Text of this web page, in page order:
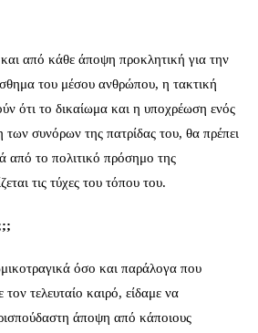
και από κάθε άποψη προκλητική για την
του μέσου ανθρώπου, η τακτική
ότι το δικαίωμα και η υποχρέωση ενός
συνόρων της πατρίδας του, θα πρέπει
από το πολιτικό πρόσημο της
τις τύχες του τόπου του.
όσο και παράλογα που
τελευταίο καιρό, είδαμε να
άποψη από κάποιους